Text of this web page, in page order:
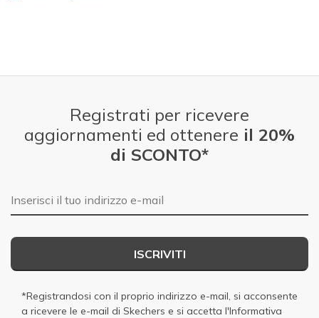
Registrati per ricevere
aggiornamenti ed ottenere il 20%
di SCONTO*
E-mail
ISCRIVITI
*Registrandosi con il proprio indirizzo e-mail, si acconsente
a ricevere le e-mail di Skechers e si accetta l'Informativa